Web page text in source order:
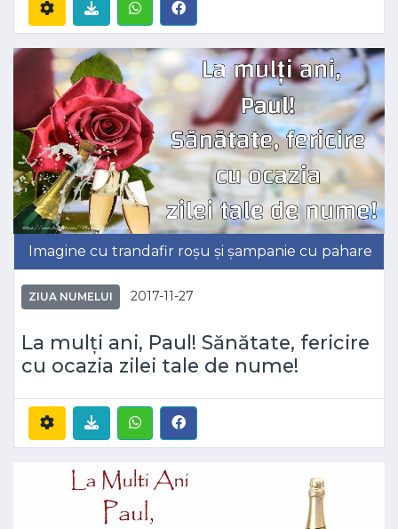
Imagine cu trandafir roșu și șampanie cu pahare
ZIUA NUMELUI 2017-11-27
La mulți ani, Paul! Sănătate, fericire
cu ocazia zilei tale de nume!